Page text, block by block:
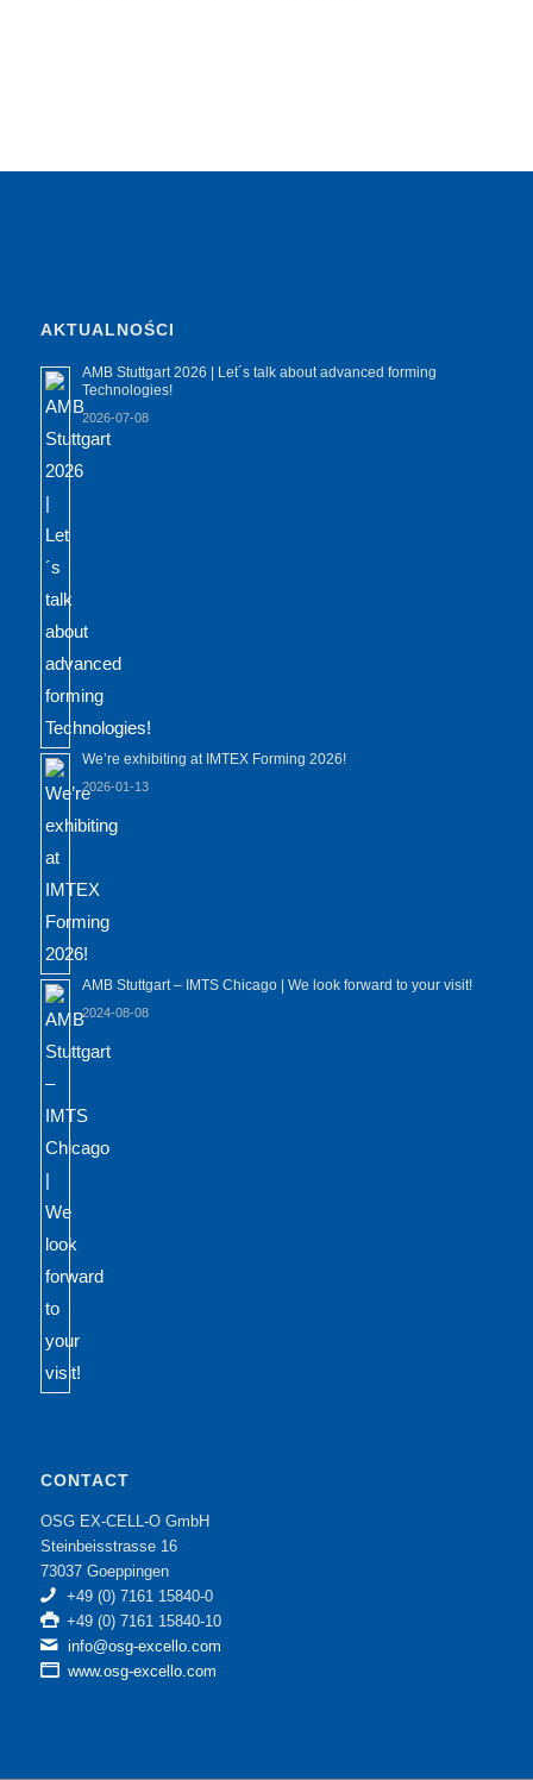
AKTUALNOŚCI
AMB Stuttgart 2026 | Let´s talk about advanced forming
Technologies!
2026-07-08
We’re exhibiting at IMTEX Forming 2026!
2026-01-13
AMB Stuttgart – IMTS Chicago | We look forward to your visit!
2024-08-08
CONTACT
OSG EX-CELL-O GmbH
Steinbeisstrasse 16
73037 Goeppingen
+49 (0) 7161 15840-0
+49 (0) 7161 15840-10
info@osg-excello.com
www.osg-excello.com